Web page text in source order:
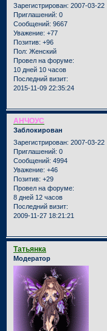
Зарегистрирован: 2007-03-22
Приглашений: 0
Сообщений: 9667
Уважение: +77
Позитив: +96
Пол: Женский
Провел на форуме:
10 дней 10 часов
Последний визит:
2015-11-09 22:35:24
АНЧОУС
Заблокирован
Зарегистрирован: 2007-03-22
Приглашений: 0
Сообщений: 4994
Уважение: +46
Позитив: +29
Провел на форуме:
8 дней 12 часов
Последний визит:
2009-11-27 18:21:21
Татьянка
Модератор